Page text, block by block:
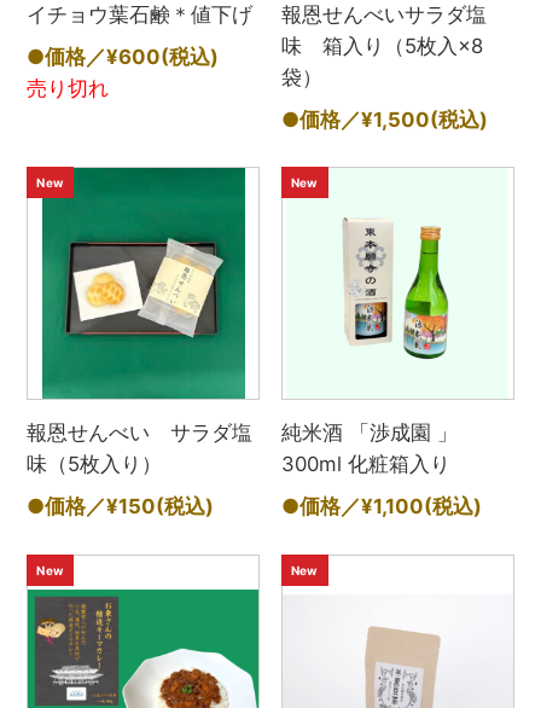
イチョウ葉石鹸＊値下げ
●価格／¥600(税込)
売り切れ
報恩せんべいサラダ塩
味 箱入り（5枚入×8
袋）
●価格／¥1,500(税込)
New
報恩せんべい サラダ塩
味（5枚入り）
●価格／¥150(税込)
New
純米酒 「渉成園 」
300ml 化粧箱入り
●価格／¥1,100(税込)
New New